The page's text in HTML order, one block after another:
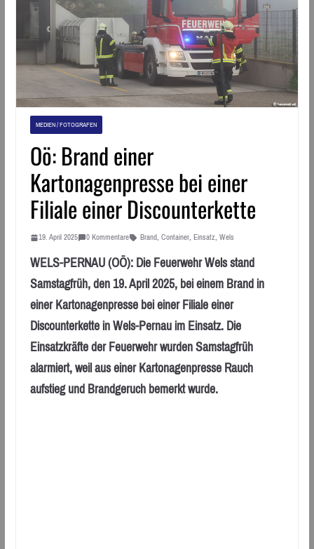
MEDIEN / FOTOGRAFEN
Oö: Brand einer
Kartonagenpresse bei einer
Filiale einer Discounterkette
19. April 2025 0 Kommentare Brand, Container, Einsatz, Wels
WELS-PERNAU (OÖ): Die Feuerwehr Wels stand
Samstagfrüh, den 19. April 2025, bei einem Brand in
einer Kartonagenpresse bei einer Filiale einer
Discounterkette in Wels-Pernau im Einsatz. Die
Einsatzkräfte der Feuerwehr wurden Samstagfrüh
alarmiert, weil aus einer Kartonagenpresse Rauch
aufstieg und Brandgeruch bemerkt wurde.